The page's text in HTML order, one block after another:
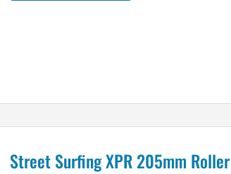
Street Surfing XPR 205mm Roller